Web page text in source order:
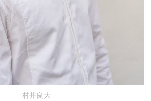
村井良大